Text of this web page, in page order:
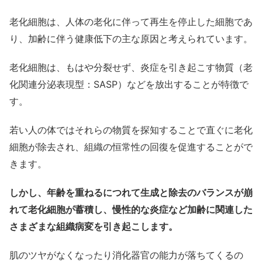
老化細胞は、人体の老化に伴って再生を停止した細胞であ
り、加齢に伴う健康低下の主な原因と考えられています。
老化細胞は、もはや分裂せず、炎症を引き起こす物質（老
化関連分泌表現型：SASP）などを放出することが特徴で
す。
若い人の体ではそれらの物質を探知することで直ぐに老化
細胞が除去され、組織の恒常性の回復を促進することがで
きます。
しかし、年齢を重ねるにつれて生成と除去のバランスが崩
れて老化細胞が蓄積し、慢性的な炎症など加齢に関連した
さまざまな組織病変を引き起こします。
肌のツヤがなくなったり消化器官の能力が落ちてくるの